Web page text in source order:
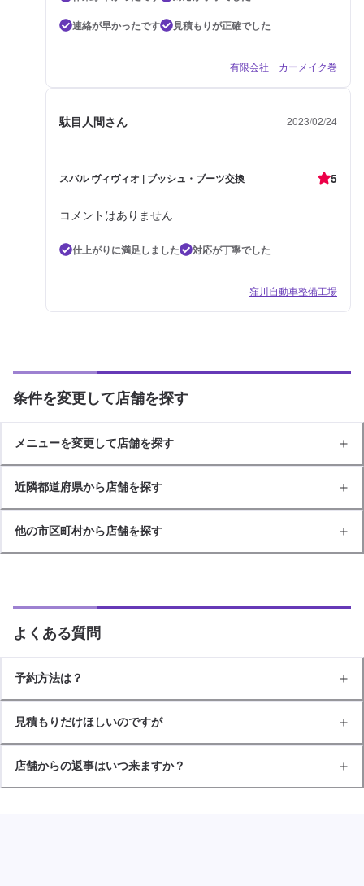
連絡が早かったです
見積もりが正確でした
有限会社 カーメイク巻
駄目人間さん 2023/02/24
スバル ヴィヴィオ | ブッシュ・ブーツ交換 5
コメントはありません
仕上がりに満足しました 対応が丁寧でした
窪川自動車整備工場
条件を変更して店舗を探す
メニューを変更して店舗を探す
近隣都道府県から店舗を探す
他の市区町村から店舗を探す
よくある質問
予約方法は？
見積もりだけほしいのですが
店舗からの返事はいつ来ますか？